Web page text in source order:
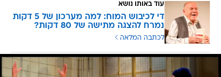
עוד באותו נושא
די לכיבוש המוח: למה מערכון של 5 דקות
נמרח להצגה מתישה של 80 דקות?
לכתבה המלאה